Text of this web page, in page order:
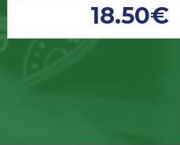
18.50€